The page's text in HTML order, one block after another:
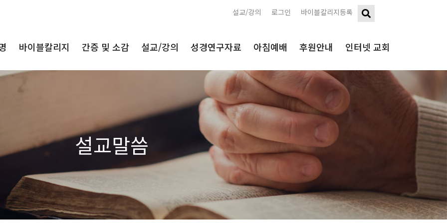
바이블칼리지등록
로그인
설교/강의
바이블칼리지 간증 및 소감 설교/강의 성경연구자료 아침예배 후원안내 인터넷 교회
설교말씀